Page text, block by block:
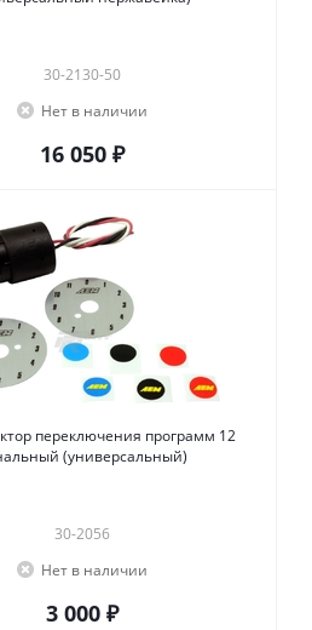
30-2130-50
Нет в наличии
16 050 ₽
переключения программ 12
(универсальный)
30-2056
Нет в наличии
3 000 ₽